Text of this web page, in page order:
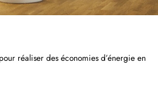
réaliser des économies d’énergie en